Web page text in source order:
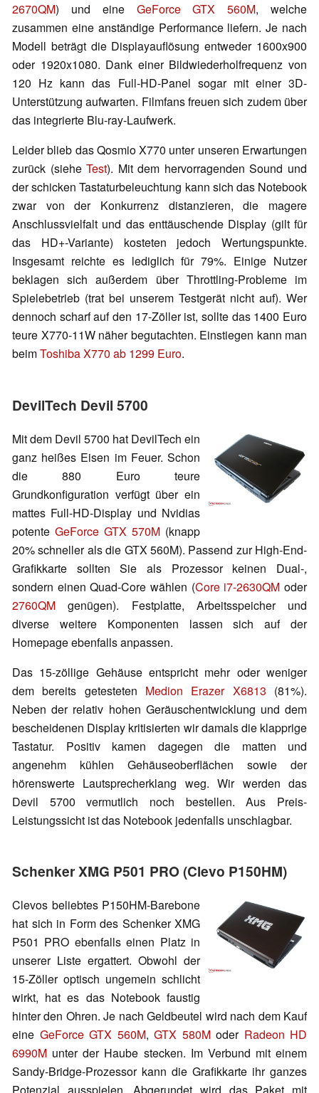
2670QM) und eine GeForce GTX 560M, welche
zusammen eine anständige Performance liefern. Je nach
Modell beträgt die Displayauflösung entweder 1600x900
oder 1920x1080. Dank einer Bildwiederholfrequenz von
120 Hz kann das Full-HD-Panel sogar mit einer 3D-
Unterstützung aufwarten. Filmfans freuen sich zudem über
das integrierte Blu-ray-Laufwerk.
Leider blieb das Qosmio X770 unter unseren Erwartungen
zurück (sieheTest). Mit dem hervorragenden Sound und
der schicken Tastaturbeleuchtung kann sich das Notebook
zwar von der Konkurrenz distanzieren, die magere
Anschlussvielfalt und das enttäuschende Display (gilt für
das HD+-Variante) kosteten jedoch Wertungspunkte.
Insgesamt reichte es lediglich für 79%. Einige Nutzer
beklagen sich außerdem über Throttling-Probleme im
Spielebetrieb (trat bei unserem Testgerät nicht auf). Wer
dennoch scharf auf den 17-Zöller ist, sollte das 1400 Euro
teure X770-11W näher begutachten. Einstiegen kann man
beimToshiba X770 ab 1299 Euro.
DevilTech Devil 5700
Mit dem Devil 5700 hat DevilTech ein
ganz heißes Eisen im Feuer. Schon
die 880 Euro teure
Grundkonfiguration verfügt über ein
mattes Full-HD-Display und Nvidias
potente GeForce GTX 570M (knapp
20% schneller als die GTX 560M). Passend zur High-End-
Grafikkarte sollten Sie als Prozessor keinen Dual-,
sondern einen Quad-Core wählen (Core i7-2630QM oder
2760QM genügen). Festplatte, Arbeitsspeicher und
diverse weitere Komponenten lassen sich auf der
Homepage ebenfalls anpassen.
Das 15-zöllige Gehäuse entspricht mehr oder weniger
dem bereits getesteten Medion Erazer X6813 (81%).
Neben der relativ hohen Geräuschentwicklung und dem
bescheidenen Display kritisierten wir damals die klapprige
Tastatur. Positiv kamen dagegen die matten und
angenehm kühlen Gehäuseoberflächen sowie der
hörenswerte Lautsprecherklang weg. Wir werden das
Devil 5700 vermutlich noch bestellen. Aus Preis-
Leistungssicht ist das Notebook jedenfalls unschlagbar.
Schenker XMG P501 PRO (Clevo P150HM)
Clevos beliebtes P150HM-Barebone
hat sich in Form des Schenker XMG
P501 PRO ebenfalls einen Platz in
unserer Liste ergattert. Obwohl der
15-Zöller optisch ungemein schlicht
wirkt, hat es das Notebook faustig
hinter den Ohren. Je nach Geldbeutel wird nach dem Kauf
eine GeForce GTX 560M, GTX 580Moder Radeon HD
6990M unter der Haube stecken. Im Verbund mit einem
Sandy-Bridge-Prozessor kann die Grafikkarte ihr ganzes